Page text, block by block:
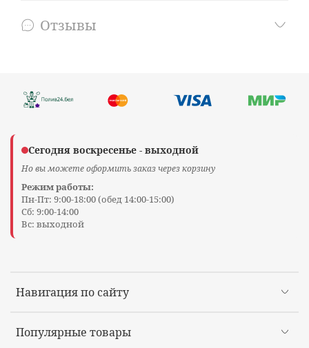
Отзывы
Навигация по сайту
Популярные товары
Сегодня воскресенье - выходной
Но вы можете оформить заказ через корзину
Режим работы:
Пн-Пт: 9:00-18:00 (обед 14:00-15:00)
Сб: 9:00-14:00
Вс: выходной